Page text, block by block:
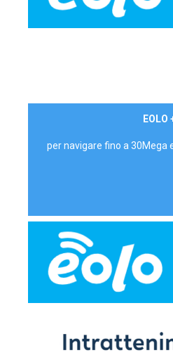
EOLO
per navigare fino a 30Mega